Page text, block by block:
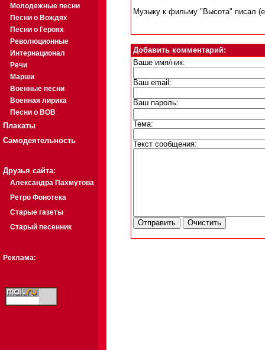
Молодежные песни
Песни о Вождях
Песни о Героях
Революционные
Интернационал
Речи
Марши
Военные песни
Военная лирика
Песни о ВОВ
Плакаты
Самодеятельность
Друзья сайта:
Александра Пахмутова
Ретро Фонотека
Старые газеты
Старый песенник
Реклама:
Музыку к фильму "Высота" писал
Добавить комментарий:
Ваше имя/ник:
Ваш email:
Ваш пароль:
Тема:
Текст сообщения: